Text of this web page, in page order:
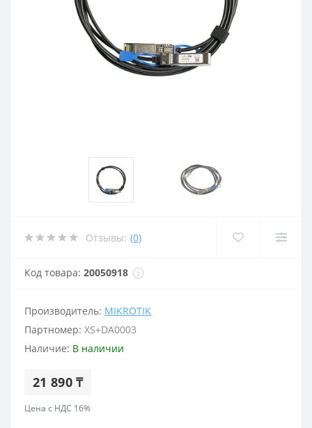
Отзывы: (0)
Код товара: 20050918
Производитель: MIKROTIK
Партномер: XS+DA0003
Наличие: В наличии
21 890 ₸
Цена с НДС 16%